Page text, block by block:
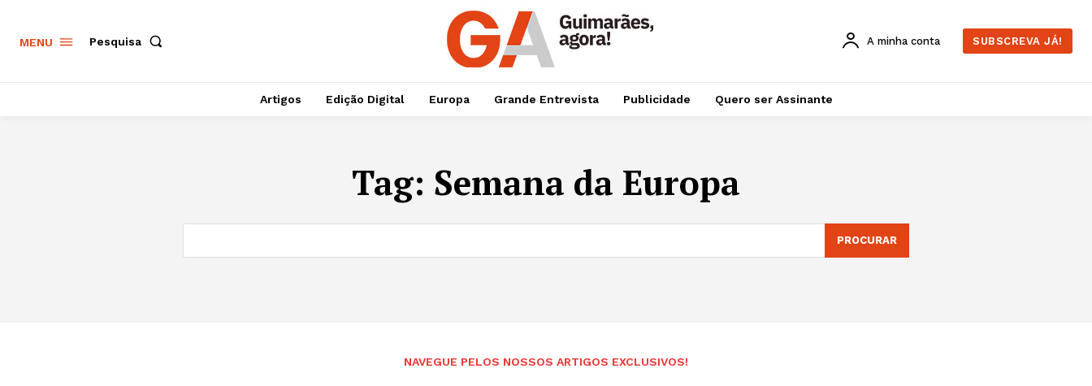
MENU Pesquisa A minha conta SUBSCREVA JÁ!
Artigos Edição Digital Europa Grande Entrevista Publicidade Quero ser Assinante
Tag: Semana da Europa
PROCURAR
NAVEGUE PELOS NOSSOS ARTIGOS EXCLUSIVOS!